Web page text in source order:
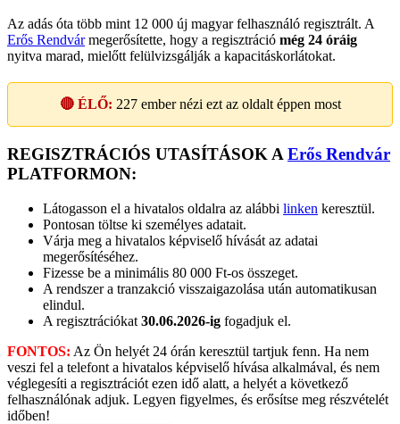
Az adás óta több mint 12 000 új magyar felhasználó regisztrált. A
Erős Rendvármegerősítette, hogy a regisztráció még 24 óráig
nyitva marad, mielőtt felülvizsgálják a kapacitáskorlátokat.
🔴 ÉLŐ: 227ember nézi ezt az oldalt éppen most
REGISZTRÁCIÓS UTASÍTÁSOK A Erős Rendvár
PLATFORMON:
Látogasson el a hivatalos oldalra az alábbi linken keresztül.
Pontosan töltse ki személyes adatait.
Várja meg a hivatalos képviselő hívását az adatai
megerősítéséhez.
Fizesse be a minimális 80 000 Ft-os összeget.
A rendszer a tranzakció visszaigazolása után automatikusan
elindul.
A regisztrációkat 30.06.2026-ig fogadjuk el.
FONTOS: Az Ön helyét 24 órán keresztül tartjuk fenn. Ha nem
veszi fel a telefont a hivatalos képviselő hívása alkalmával, és nem
véglegesíti a regisztrációt ezen idő alatt, a helyét a következő
felhasználónak adjuk. Legyen figyelmes, és erősítse meg részvételét
időben!